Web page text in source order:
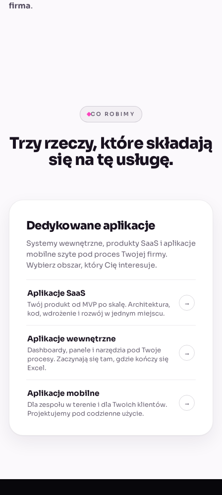
firma.
CO ROBIMY
Trzy rzeczy, które składają
się na tę usługę.
Dedykowane aplikacje
Systemy wewnętrzne, produkty SaaS i aplikacje
mobilne szyte pod proces Twojej firmy.
Wybierz obszar, który Cię interesuje.
Aplikacje SaaS
Twój produkt od MVP po skalę. Architektura,
kod, wdrożenie i rozwój w jednym miejscu.
→
Aplikacje wewnętrzne
Dashboardy, panele i narzędzia pod Twoje
procesy. Zaczynają się tam, gdzie kończy się
Excel.
→
Aplikacje mobilne
Dla zespołu w terenie i dla Twoich klientów.
Projektujemy pod codzienne użycie.
→